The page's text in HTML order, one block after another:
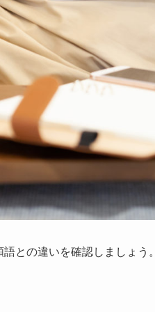
との違いを確認しましょう。